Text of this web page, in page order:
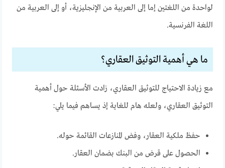
لواحدة من اللغتين إما إلى العربية من الإنجليزية، أو إلى العربية من
اللغة الفرنسية.
ما هي أهمية التوثيق العقاري؟
مع زيادة الاحتياج للتوثيق العقاري، زادت الأسئلة حول أهمية
التوثيق العقاري، ولعله هام للغاية إذ يساهم فيما يلي:
حفظ ملكية العقار، وفض المنازعات القائمة حوله.
الحصول على قرض من البنك بضمان العقار.